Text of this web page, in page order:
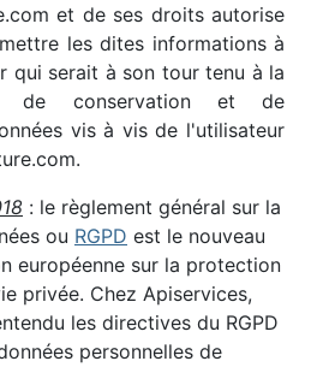
et de ses droits autorise
les dites informations à
qui serait à son tour tenu à la
de conservation et de
vis à vis de l'utilisateur
: le règlement général sur la
ou RGPD est le nouveau
européenne sur la protection
privée. Chez Apiservices,
les directives du RGPD
personnelles de